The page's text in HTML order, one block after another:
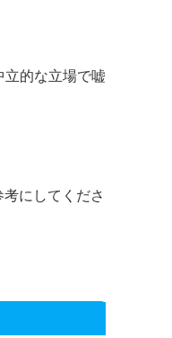
的な立場で嘘
にしてくださ